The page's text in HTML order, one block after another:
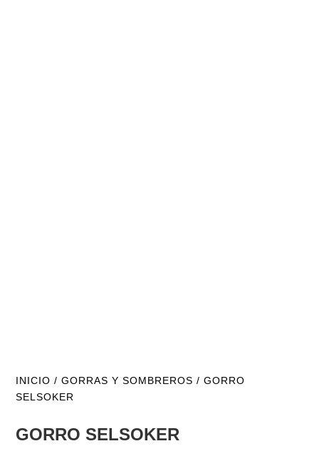
INICIO /GORRAS Y SOMBREROS / GORRO
SELSOKER
GORRO SELSOKER